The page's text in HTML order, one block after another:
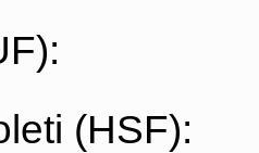
(HSF):